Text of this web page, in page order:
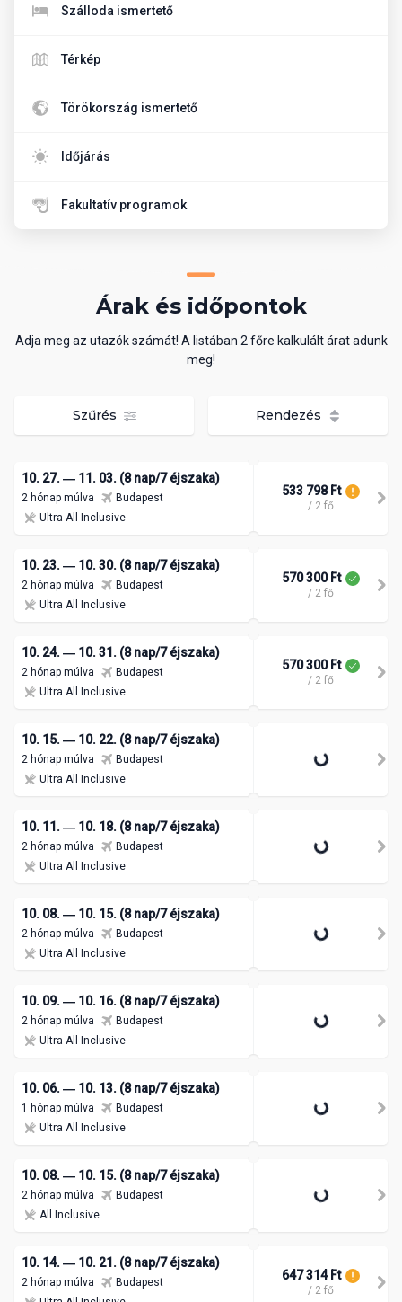
Szálloda ismertető
Térkép
Törökország ismertető
Időjárás
Fakultatív programok
Árak és időpontok
Adja meg az utazók számát! A listában 2 főre kalkulált árat adunk
meg!
Szűrés Rendezés
10. 27. ― 11. 03. (8 nap/7 éjszaka)
2 hónap múlva
Budapest
Ultra All Inclusive
533 798 Ft
/ 2 fő
10. 23. ― 10. 30. (8 nap/7 éjszaka)
2 hónap múlva
Budapest
Ultra All Inclusive
570 300 Ft
/ 2 fő
10. 24. ― 10. 31. (8 nap/7 éjszaka)
2 hónap múlva
Budapest
Ultra All Inclusive
570 300 Ft
/ 2 fő
10. 15. ― 10. 22. (8 nap/7 éjszaka)
2 hónap múlva
Budapest
Ultra All Inclusive
10. 11. ― 10. 18. (8 nap/7 éjszaka)
2 hónap múlva
Budapest
Ultra All Inclusive
10. 08. ― 10. 15. (8 nap/7 éjszaka)
2 hónap múlva
Budapest
Ultra All Inclusive
10. 09. ― 10. 16. (8 nap/7 éjszaka)
2 hónap múlva
Budapest
Ultra All Inclusive
10. 06. ― 10. 13. (8 nap/7 éjszaka)
1 hónap múlva
Budapest
Ultra All Inclusive
10. 08. ― 10. 15. (8 nap/7 éjszaka)
2 hónap múlva
Budapest
All Inclusive
10. 14. ― 10. 21. (8 nap/7 éjszaka)
2 hónap múlva
Budapest
647 314 Ft
/ 2 fő